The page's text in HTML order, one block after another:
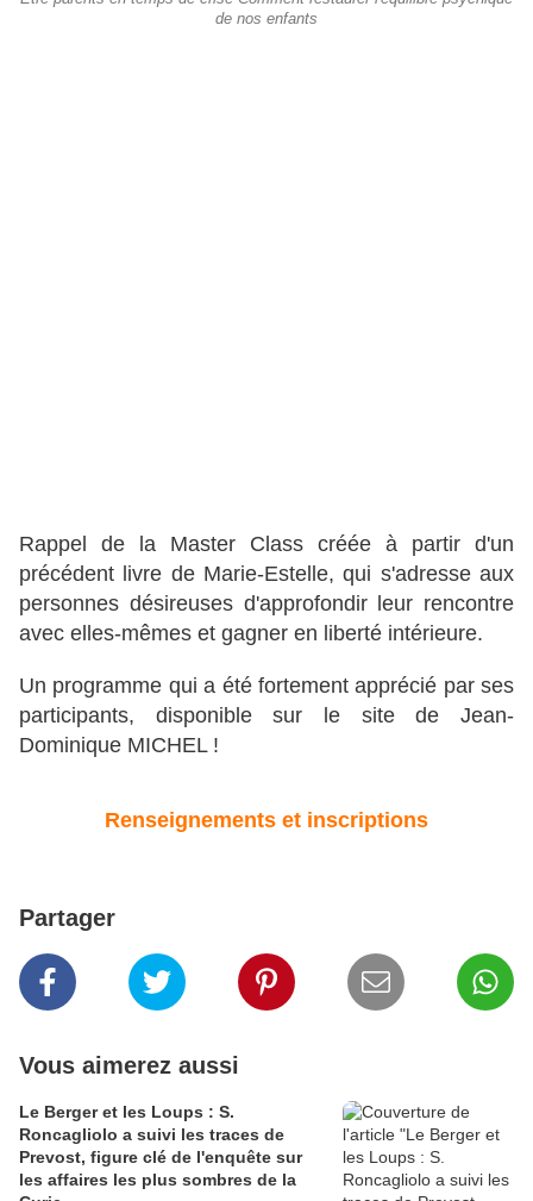
de nos enfants
Rappel de la Master Class créée à partir d'un
précédent livre de Marie-Estelle, qui s'adresse aux
personnes désireuses d'approfondir leur rencontre
avec elles-mêmes et gagner en liberté intérieure.
Un programme qui a été fortement apprécié par ses
participants, disponible sur le site de Jean-
Dominique MICHEL !
Renseignements et inscriptions
Partager
Vous aimerez aussi
Le Berger et les Loups : S.
Roncagliolo a suivi les traces de
Prevost, figure clé de l'enquête sur
les affaires les plus sombres de la